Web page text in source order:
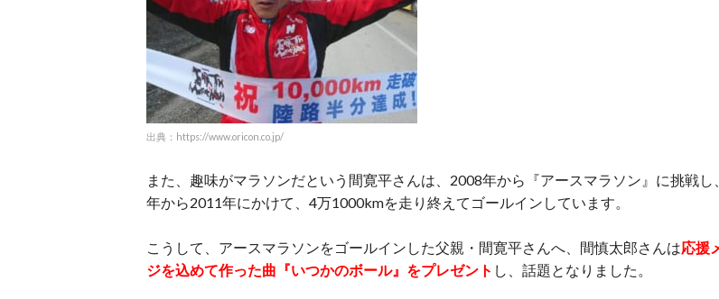
出典：https://www.oricon.co.jp/
また、趣味がマラソンだという間寛平さんは、2008年から『アースマラソン』に挑戦し
年から2011年にかけて、4万1000kmを走り終えてゴールインしています。
こうして、アースマラソンをゴールインした父親・間寛平さんへ、間慎太郎さんは応援
ジを込めて作った曲『いつかのボール』をプレゼント し、話題となりました。